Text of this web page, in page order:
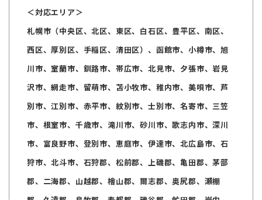
＜対応エリア＞
札幌市（中央区、北区、東区、白石区、豊平区、南区、
西区、厚別区、手稲区、清田区）、函館市、小樽市、旭
川市、室蘭市、釧路市、帯広市、北見市、夕張市、岩見
沢市、網走市、留萌市、苫小牧市、稚内市、美唄市、芦
別市、江別市、赤平市、紋別市、士別市、名寄市、三笠
市、根室市、千歳市、滝川市、砂川市、歌志内市、深川
市、富良野市、登別市、恵庭市、伊達市、北広島市、石
狩市、北斗市、石狩郡、松前郡、上磯郡、亀田郡、茅部
郡、二海郡、山越郡、檜山郡、爾志郡、奥尻郡、瀬棚